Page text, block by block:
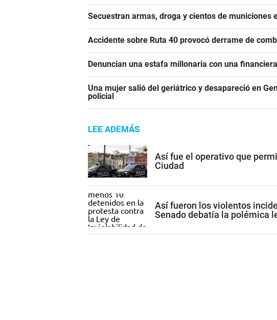
Secuestran armas, droga y cientos de municiones
Accidente sobre Ruta 40 provocó derrame de
Denuncian una estafa millonaria con una
Una mujer salió del geriátrico y desapareció en
policial
LEE ADEMÁS
Así fue el operativo que
Ciudad
Así fueron los violentos
Senado debatía la polémica